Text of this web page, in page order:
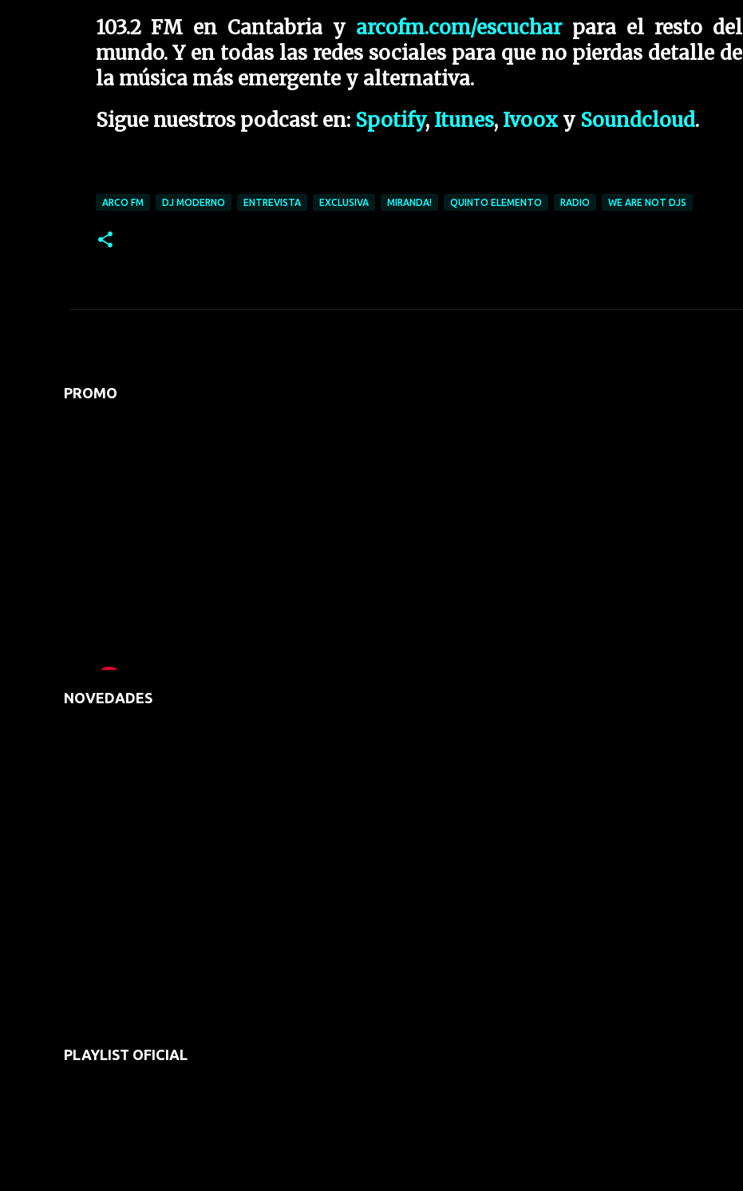
103.2 FM en Cantabria y arcofm.com/escucharpara el resto del
mundo. Y en todas las redes sociales para que no pierdas detalle de
la música más emergente y alternativa.
Sigue nuestros podcast en: Spotify, Itunes, Ivooxy Soundcloud.
ARCO FM DJ MODERNO ENTREVISTA EXCLUSIVA MIRANDA! QUINTO ELEMENTO RADIO WE ARE NOT DJS
PROMO
NOVEDADES
PLAYLIST OFICIAL